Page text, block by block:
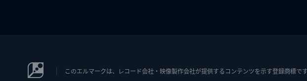
このエルマークは、レコード会社・映像製作会社が提供するコンテンツを示す登録商標で